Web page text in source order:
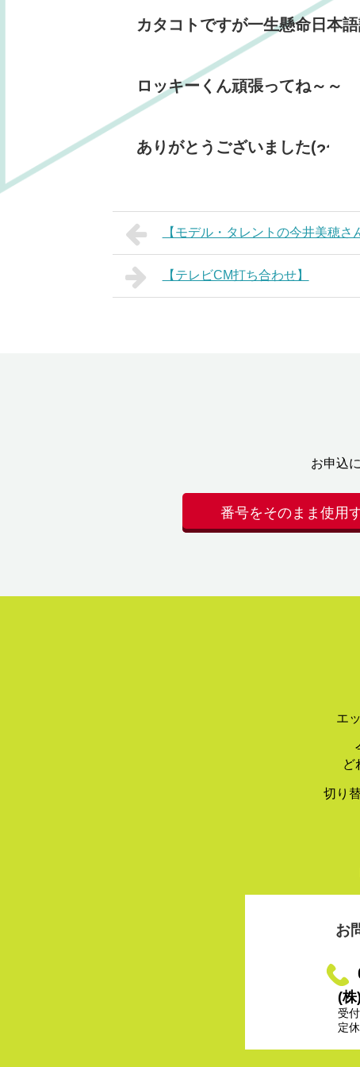
カタコトですが一生懸命日本語
ロッキーくん頑張ってね～～
ありがとうございました(
【モデル・タレントの今井美穂さ
【テレビCM打ち合わせ】
お申込
番号をそのまま使用
エ
ど
切り
お
(株
受
定